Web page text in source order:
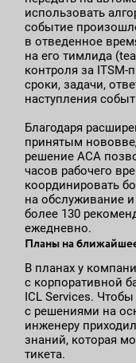
использовать
событие
в отведенное
на его тимлида
контроля за
сроки, задачи,
наступления
Благодаря
принятым
решение АСА
часов рабочего
координировать
на обслуживание
более 130
ежедневно.
Планы на
В планах у
с корпоративной
ICL Services.
с решениями на
инженеру
знаний, которая
тикета.